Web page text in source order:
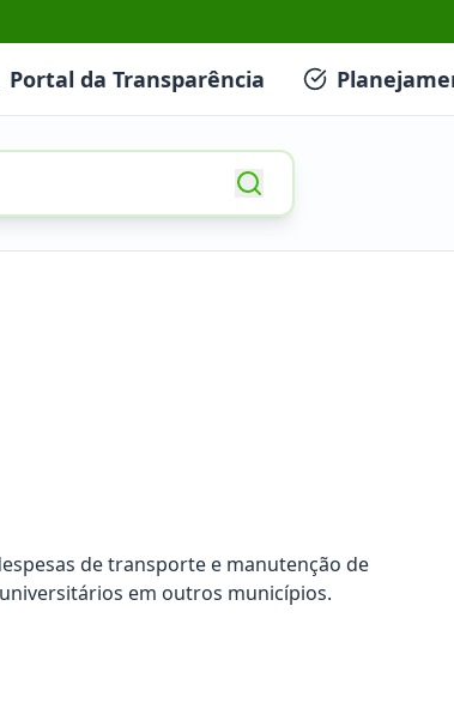
Portal da Transparência
de transporte e manutenção de
em outros municípios.